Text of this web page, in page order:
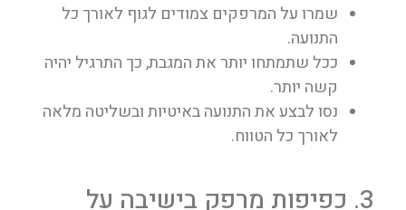
שמרו על המרפקים צמודים לגוף לאורך כל
התנועה.
ככל שתמתחו יותר את המגבת, כך התרגיל יהיה
קשה יותר.
נסו לבצע את התנועה באיטיות ובשליטה מלאה
לאורך כל הטווח.
3. כפיפות מרפק בישיבה על